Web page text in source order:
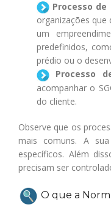
Processo
organizações
um
predefinidos,
prédio ou o
Processo
acompanhar o
do cliente.
Observe que os
mais comuns. A
específicos. Além
precisam ser
O que a